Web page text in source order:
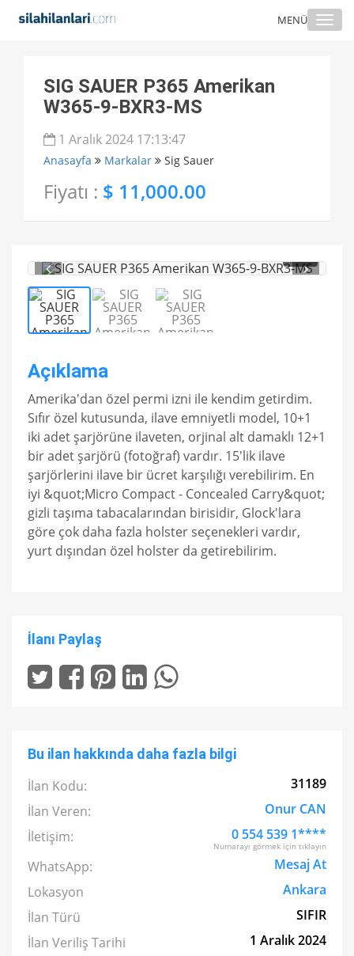
MENÜ
SIG SAUER P365 Amerikan
W365-9-BXR3-MS
1 Aralık 2024 17:13:47
Anasayfa Markalar Sig Sauer
Fiyatı : $ 11,000.00
1/ 3
Açıklama
Amerika'dan özel permi izni ile kendim getirdim.
Sıfır özel kutusunda, ilave emniyetli model, 10+1
iki adet şarjörüne ilaveten, orjinal alt damaklı 12+1
bir adet şarjörü (fotoğraf) vardır. 15'lik ilave
şarjörlerini ilave bir ücret karşılığı verebilirim. En
iyi &quot;Micro Compact - Concealed Carry&quot;
gizli taşıma tabacalarından birisidir, Glock'lara
göre çok daha fazla holster seçenekleri vardır,
yurt dışından özel holster da getirebilirim.
İlanı Paylaş
Bu ilan hakkında daha fazla bilgi
İlan Kodu:
31189
İlan Veren:
Onur CAN
İletişim:
0 554 539 1****
Numarayı görmek için tıklayın
WhatsApp:
Mesaj At
Lokasyon
Ankara
İlan Türü
SIFIR
İlan Veriliş Tarihi
1 Aralık 2024